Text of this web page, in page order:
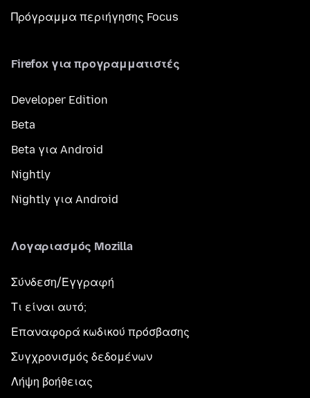
Πρόγραμμα περιήγησης Focus
Firefox για προγραμματιστές
Developer Edition
Beta
Beta για Android
Nightly
Nightly για Android
Λογαριασμός Mozilla
Σύνδεση/Εγγραφή
Τι είναι αυτό;
Επαναφορά κωδικού πρόσβασης
Συγχρονισμός δεδομένων
Λήψη βοήθειας